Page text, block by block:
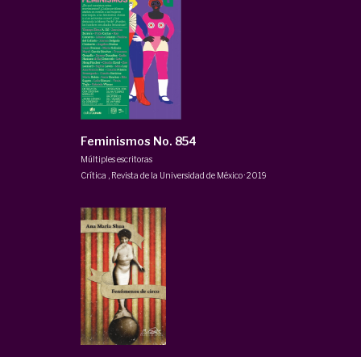
Feminismos No. 854
Múltiples escritoras
Crítica
Revista de la Universidad de México·2019